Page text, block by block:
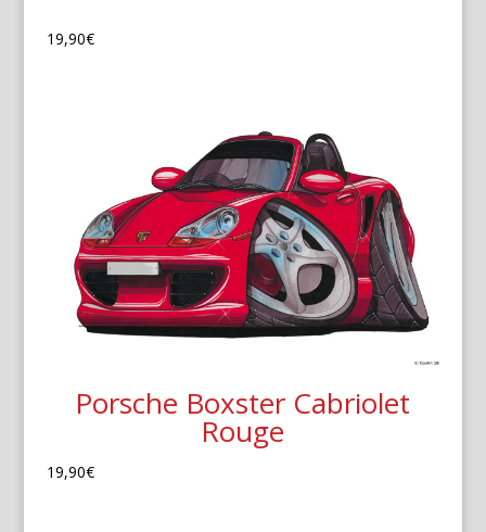
19,90€
Porsche Boxster Cabriolet
Rouge
19,90€